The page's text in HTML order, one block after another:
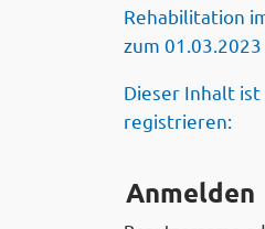
Rehabilitation
zum 01.03.2023
Dieser Inhalt
registrieren:
Anmelden